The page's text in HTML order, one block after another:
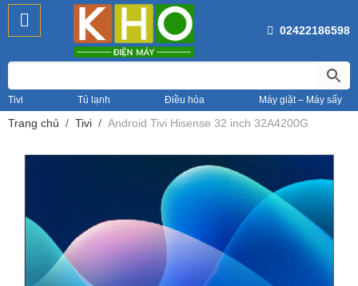
02422186598
Tivi Tủ lạnh Điều hòa Máy giặt – Máy sấy
Trang chủ Tivi Android Tivi Hisense 32 inch 32A4200G